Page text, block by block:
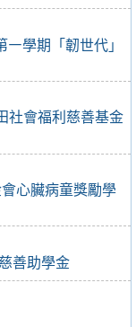
學期「韌世代」
社會福利慈善基金
心臟病童獎勵學
善助學金